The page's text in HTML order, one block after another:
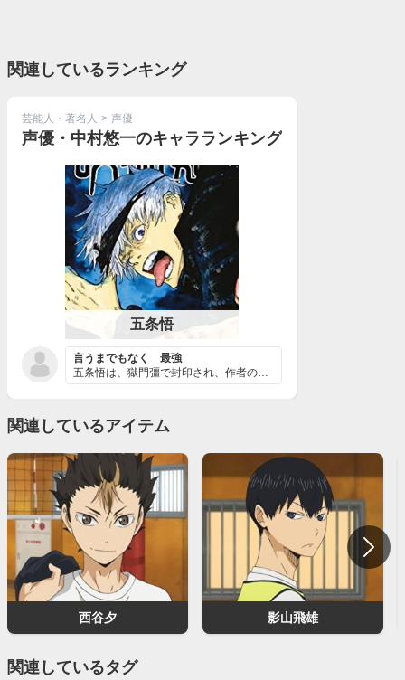
関連しているランキング
芸能人・著名人 > 声優
声優・中村悠一のキャラランキング
五条悟
言うまでもなく 最強
五条悟は、獄門彊で封印され、作者の芥見下々先生に活躍回...
関連しているアイテム
西谷夕 影山飛雄
関連しているタグ